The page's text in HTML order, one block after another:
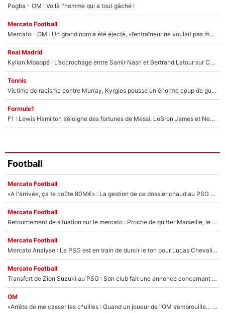
Pogba - OM : Voilà l'homme qui a tout gâché !
Mercato Football
Mercato - OM : Un grand nom a été éjecté, «l’entraîneur ne voulait pas me conserver»
Real Madrid
Kylian Mbappé : L’accrochage entre Samir Nasri et Bertrand Latour sur Canal+
Tennis
Victime de racisme contre Murray, Kyrgios pousse un énorme coup de gueule !
Formule1
F1 : Lewis Hamilton s’éloigne des fortunes de Messi, LeBron James et Neymar
Football
Mercato Football
«A l'arrivée, ça te coûte 80M€» : La gestion de ce dossier chaud au PSG choque l'After Foot !
Mercato Football
Retournement de situation sur le mercato : Proche de quitter Marseille, le transfert d’un des gardiens de l’OM est annulé !
Mercato Football
Mercato Analyse : Le PSG est en train de durcir le ton pour Lucas Chevalier...
Mercato Football
Transfert de Zion Suzuki au PSG : Son club fait une annonce concernant la suite du feuilleton...
OM
«Arrête de me casser les c*uilles : Quand un joueur de l’OM s’embrouille… avec sa propre mère !